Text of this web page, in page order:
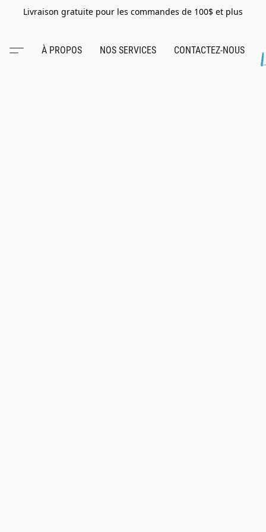
Livraison gratuite pour les commandes de 100$ et plus
À PROPOS NOS SERVICES CONTACTEZ-NOUS